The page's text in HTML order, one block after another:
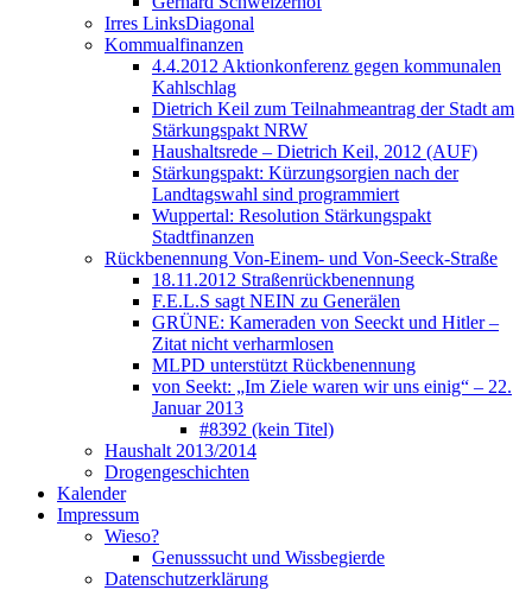
Irres LinksDiagonal
Kommualfinanzen
4.4.2012 Aktionkonferenz gegen kommunalen
Kahlschlag
Dietrich Keil zum Teilnahmeantrag der Stadt am
Stärkungspakt NRW
Haushaltsrede – Dietrich Keil, 2012 (AUF)
Stärkungspakt: Kürzungsorgien nach der
Landtagswahl sind programmiert
Wuppertal: Resolution Stärkungspakt
Stadtfinanzen
Rückbenennung Von-Einem- und Von-Seeck-Straße
18.11.2012 Straßenrückbenennung
F.E.L.S sagt NEIN zu Generälen
GRÜNE: Kameraden von Seeckt und Hitler –
Zitat nicht verharmlosen
MLPD unterstützt Rückbenennung
von Seekt: „Im Ziele waren wir uns einig“ – 22.
Januar 2013
#8392 (kein Titel)
Haushalt 2013/2014
Drogengeschichten
Kalender
Impressum
Wieso?
Genusssucht und Wissbegierde
Datenschutzerklärung